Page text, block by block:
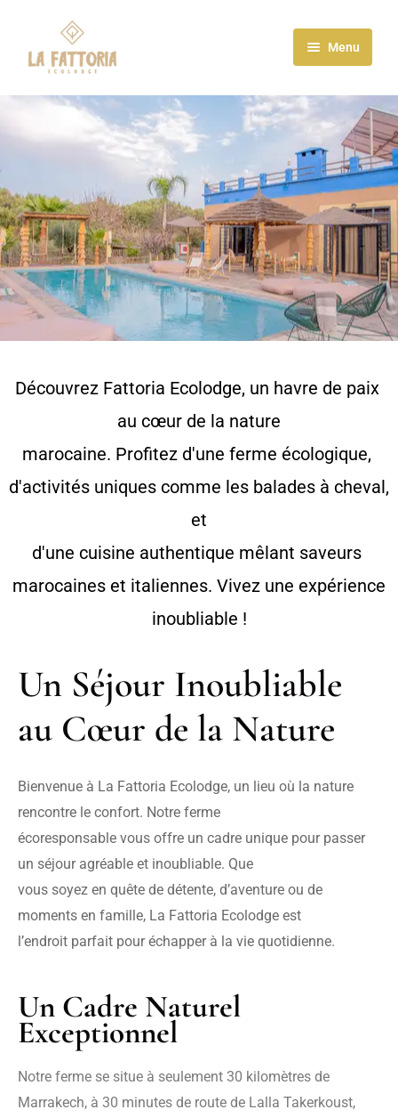
Menu
A propos
Activités
Menu
Galerie
Blog
Découvrez Fattoria Ecolodge, un havre de paix
au cœur de la nature
marocaine. Profitez d'une ferme écologique,
d'activités uniques comme les balades à cheval,
et
d'une cuisine authentique mêlant saveurs
marocaines et italiennes. Vivez une expérience
inoubliable !
Un Séjour Inoubliable
au Cœur de la Nature
Bienvenue à La Fattoria Ecolodge, un lieu où la nature
rencontre le confort. Notre ferme
écoresponsable vous offre un cadre unique pour passer
un séjour agréable et inoubliable. Que
vous soyez en quête de détente, d’aventure ou de
moments en famille, La Fattoria Ecolodge est
l’endroit parfait pour échapper à la vie quotidienne.
Un Cadre Naturel
Exceptionnel
Notre ferme se situe à seulement 30 kilomètres de
Marrakech, à 30 minutes de route de Lalla Takerkoust,